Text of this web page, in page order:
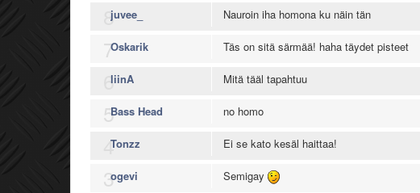
8
juvee_ Nauroin iha homona ku näin tän
7Oskarik Täs on sitä särmää! haha täydet pisteet
6liinA Mitä tääl tapahtuu
5Bass Head no homo
4
Tonzz Ei se kato kesäl haittaa!
3ogevi Semigay